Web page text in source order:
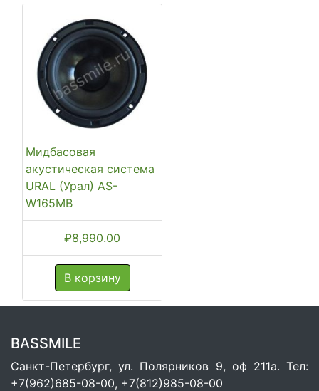
Мидбасовая
акустическая система
URAL (Урал) AS-
W165MB
₽8,990.00
В корзину
BASSMILE
Санкт-Петербург, ул. Полярников 9, оф 211а. Тел:
+7(962)685-08-00, +7(812)985-08-00